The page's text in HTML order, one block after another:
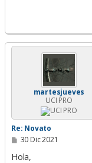
martesjueves
UCI PRO
Re: Novato
M
n
30 Dic 2021
Hola,